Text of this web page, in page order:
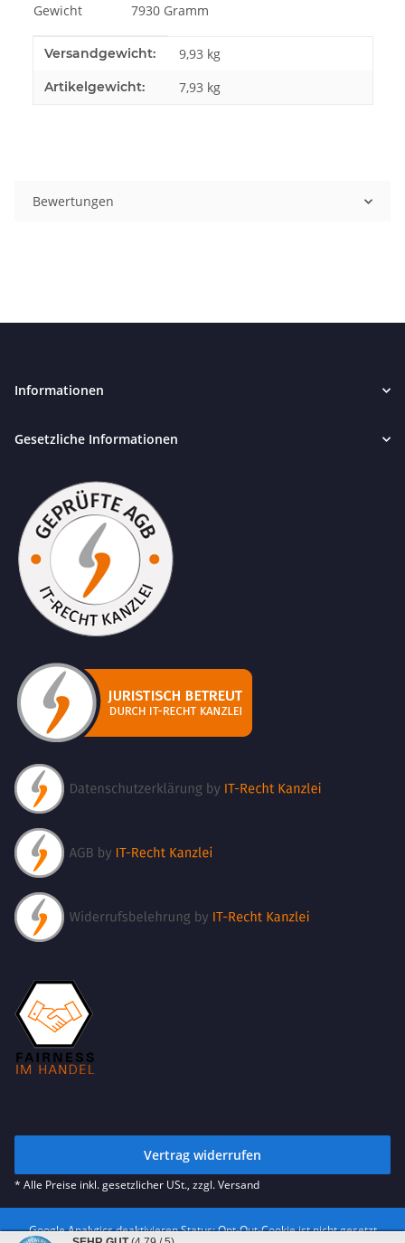
Gewicht
7930 Gramm
Produkteigenschaft
Wert
Versandgewicht: 9,93 kg
Artikelgewicht: 7,93 kg
Bewertungen
Informationen
Gesetzliche Informationen
Vertrag widerrufen
* Alle Preise inkl. gesetzlicher USt., zzgl.Versand
Google Analytics deaktivierenStatus: Opt-Out-Cookie ist nicht gesetzt